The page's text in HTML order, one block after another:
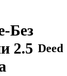
Без
2.5 Deed